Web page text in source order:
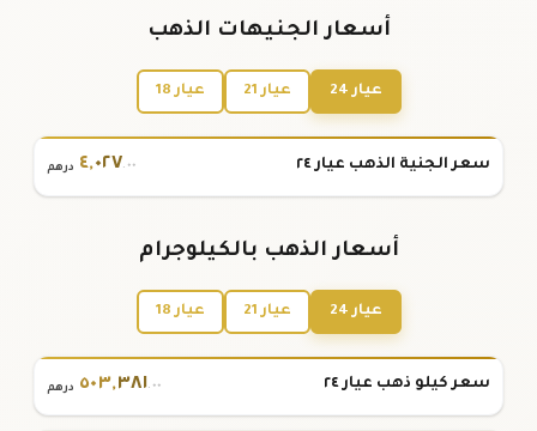
أسعار الجنيهات الذهب
عيار 24 عيار 21 عيار 18
سعر الجنية الذهب عيار ٢٤ ٤,٠٢٧.٠٠ درهم
أسعار الذهب بالكيلوجرام
عيار 24 عيار 21 عيار 18
سعر كيلو ذهب عيار ٢٤ ٥٠٣,٣٨١.٠٠ درهم